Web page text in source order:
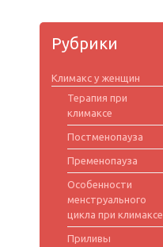
Рубрики
Климакс у женщин
Терапия при
климаксе
Постменопауза
Пременопауза
Особенности
менструального
цикла при климаксе
Приливы